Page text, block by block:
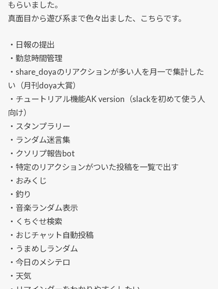
もらいました。
真面目から遊び系まで色々出ました、こちらです。
・日報の提出
・勤怠時間管理
・share_doyaのリアクションが多い人を月一で集計した
い（月刊doya大賞）
・チュートリアル機能AK version（slackを初めて使う人
向け）
・スタンプラリー
・ランダム迷言集
・クソリプ報告bot
・特定のリアクションがついた投稿を一覧で出す
・おみくじ
・釣り
・音楽ランダム表示
・くちぐせ検索
・おじチャット自動投稿
・うまめしランダム
・今日のメシテロ
・天気